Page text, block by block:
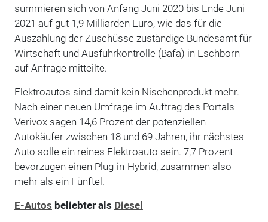
summieren sich von Anfang Juni 2020 bis Ende Juni
2021 auf gut 1,9 Milliarden Euro, wie das für die
Auszahlung der Zuschüsse zuständige Bundesamt für
Wirtschaft und Ausfuhrkontrolle (Bafa) in Eschborn
auf Anfrage mitteilte.
Elektroautos sind damit kein Nischenprodukt mehr.
Nach einer neuen Umfrage im Auftrag des Portals
Verivox sagen 14,6 Prozent der potenziellen
Autokäufer zwischen 18 und 69 Jahren, ihr nächstes
Auto solle ein reines Elektroauto sein. 7,7 Prozent
bevorzugen einen Plug-in-Hybrid, zusammen also
mehr als ein Fünftel.
E-Autos beliebter als Diesel